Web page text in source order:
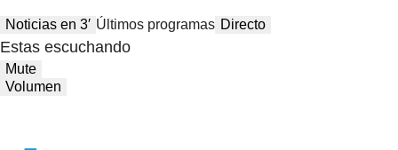
Noticias en 3′ Últimos programas Directo
Estas escuchando
Mute
Volumen